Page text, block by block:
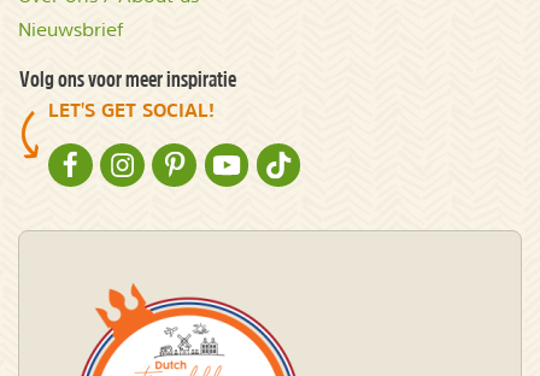
Nieuwsbrief
Volg ons voor meer inspiratie
LET'S GET SOCIAL!
NATURESCANNER OP FACEBOOK
NATURESCANNER OP INSTAGRAM
NATURESCANNER OP PINTEREST
NATURESCANNER OP YOUTUBE
NATURESCANNER OP TIKTOK